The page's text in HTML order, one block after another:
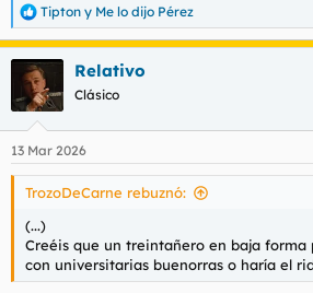
R
e
a
c
i
e
s
Tipton y Me lo dijo Pérez
Relativo
Clásico
13 Mar 2026
TrozoDeCarne rebuznó:
(...)
Creéis que un treintañero en baja forma
con universitarias buenorras o haría el